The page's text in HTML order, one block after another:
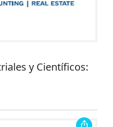
y Científicos: